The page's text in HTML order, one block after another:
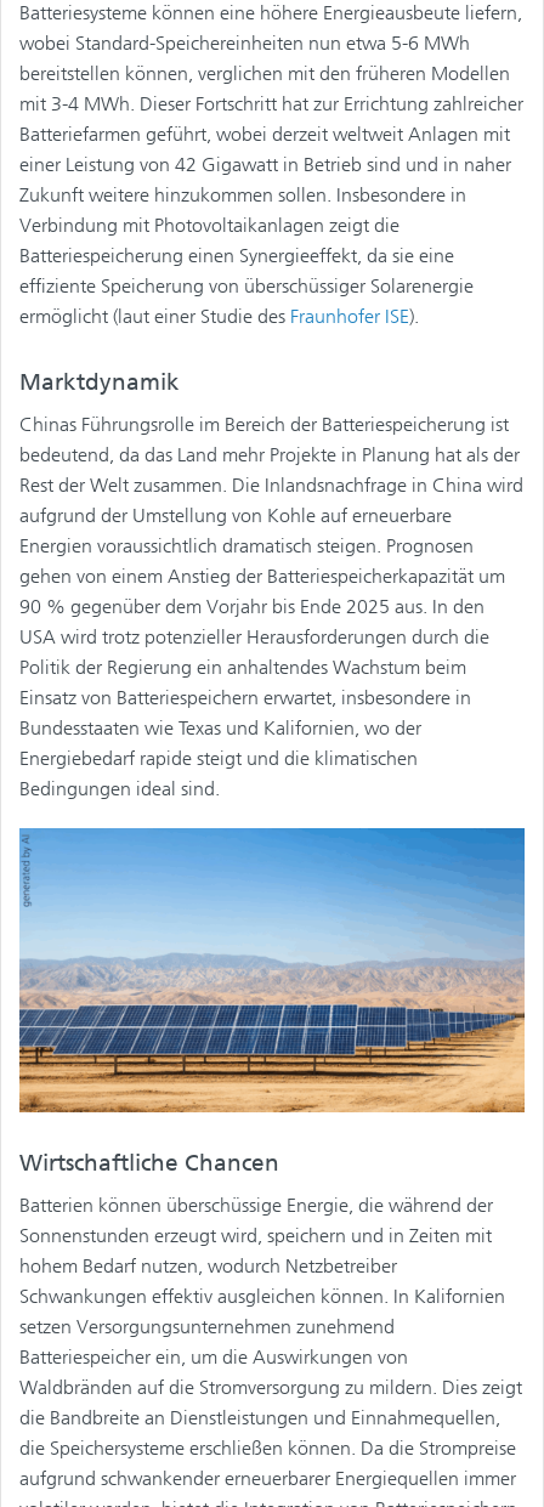
Batteriesysteme können eine höhere Energieausbeute liefern,
wobei Standard-Speichereinheiten nun etwa 5-6 MWh
bereitstellen können, verglichen mit den früheren Modellen
mit 3-4 MWh. Dieser Fortschritt hat zur Errichtung zahlreicher
Batteriefarmen geführt, wobei derzeit weltweit Anlagen mit
einer Leistung von 42 Gigawatt in Betrieb sind und in naher
Zukunft weitere hinzukommen sollen. Insbesondere in
Verbindung mit Photovoltaikanlagen zeigt die
Batteriespeicherung einen Synergieeffekt, da sie eine
effiziente Speicherung von überschüssiger Solarenergie
ermöglicht (laut einer Studie des Fraunhofer ISE).
Marktdynamik
Chinas Führungsrolle im Bereich der Batteriespeicherung ist
bedeutend, da das Land mehr Projekte in Planung hat als der
Rest der Welt zusammen. Die Inlandsnachfrage in China wird
aufgrund der Umstellung von Kohle auf erneuerbare
Energien voraussichtlich dramatisch steigen. Prognosen
gehen von einem Anstieg der Batteriespeicherkapazität um
90 % gegenüber dem Vorjahr bis Ende 2025 aus. In den
USA wird trotz potenzieller Herausforderungen durch die
Politik der Regierung ein anhaltendes Wachstum beim
Einsatz von Batteriespeichern erwartet, insbesondere in
Bundesstaaten wie Texas und Kalifornien, wo der
Energiebedarf rapide steigt und die klimatischen
Bedingungen ideal sind.
Wirtschaftliche Chancen
Batterien können überschüssige Energie, die während der
Sonnenstunden erzeugt wird, speichern und in Zeiten mit
hohem Bedarf nutzen, wodurch Netzbetreiber
Schwankungen effektiv ausgleichen können. In Kalifornien
setzen Versorgungsunternehmen zunehmend
Batteriespeicher ein, um die Auswirkungen von
Waldbränden auf die Stromversorgung zu mildern. Dies zeigt
die Bandbreite an Dienstleistungen und Einnahmequellen,
die Speichersysteme erschließen können. Da die Strompreise
aufgrund schwankender erneuerbarer Energiequellen immer